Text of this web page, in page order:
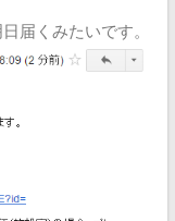
届くみたいです。